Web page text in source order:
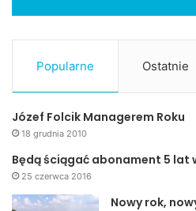
Popularne Ostatnie
Józef Folcik Managerem Roku
18 grudnia 2010
Będą ściągać abonament 5 lat
25 czerwca 2016
Nowy rok,